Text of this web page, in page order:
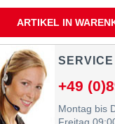
ARTIKEL IN
+49
Montag bis